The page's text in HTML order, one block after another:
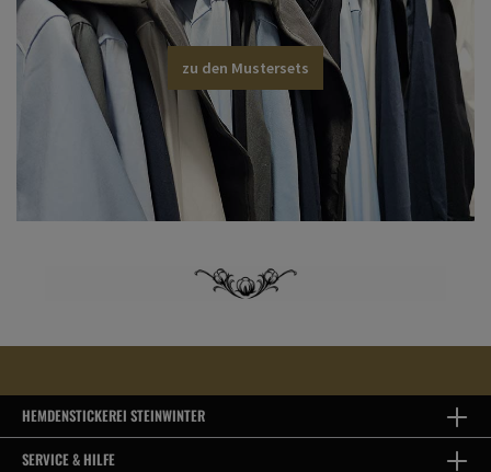
zu den Mustersets
HEMDENSTICKEREI STEINWINTER
SERVICE & HILFE